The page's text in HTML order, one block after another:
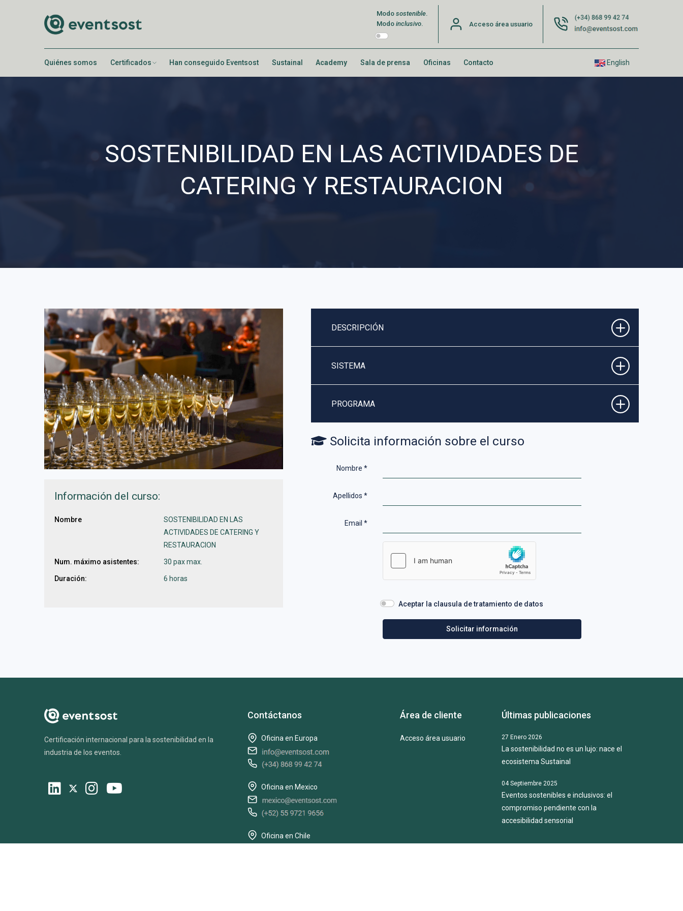
Modo sostenible.
Modo inclusivo. Acceso área usuario
Quiénes somos Certificados Han conseguido Eventsost Sustainal Academy Sala de prensa Oficinas Contacto English
SOSTENIBILIDAD EN LAS ACTIVIDADES DE
CATERING Y RESTAURACION
Información del curso:
Nombre
SOSTENIBILIDAD EN LAS
ACTIVIDADES DE CATERING Y
RESTAURACION
Num. máximo asistentes: 30 pax max.
Duración: 6 horas
DESCRIPCIÓN
SISTEMA
PROGRAMA
Solicita información sobre el curso
Nombre *
Apellidos *
Email *
Aceptar la clausula de tratamiento de datos
Solicitar información
Certificación internacional para la sostenibilidad en la
industria de los eventos.
Contáctanos
Oficina en Europa
Oficina en Mexico
Oficina en Chile
Área de cliente
Acceso área usuario
Últimas publicaciones
27 Enero 2026
La sostenibilidad no es un lujo: nace el
ecosistema Sustainal
04 Septiembre 2025
Eventos sostenibles e inclusivos: el
compromiso pendiente con la
accesibilidad sensorial